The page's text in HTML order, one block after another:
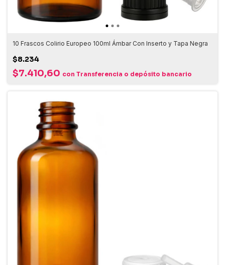
10 Frascos Colirio Europeo 100ml Ámbar Con Inserto y Tapa Negra
$8.234
$7.410,60 con Transferencia o depósito bancario